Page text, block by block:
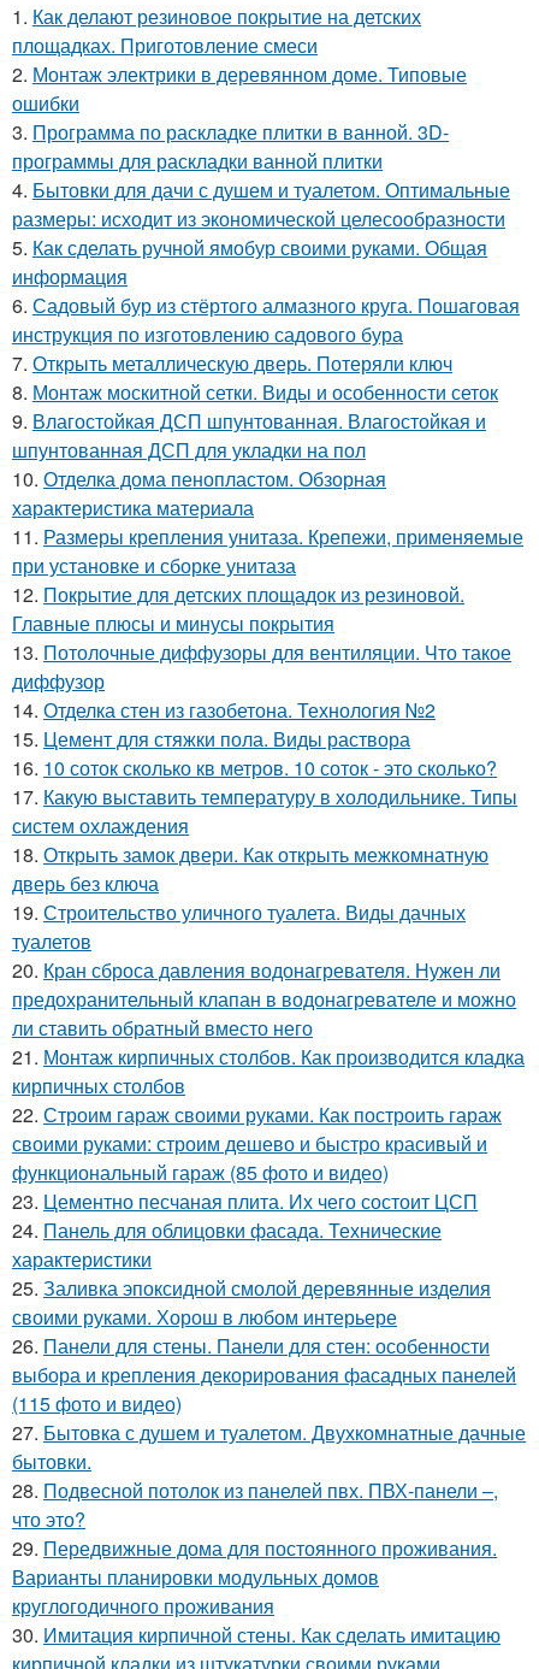
1. Как делают резиновое покрытие на детских
площадках. Приготовление смеси
2. Монтаж электрики в деревянном доме. Типовые
ошибки
3. Программа по раскладке плитки в ванной. 3D-
программы для раскладки ванной плитки
4. Бытовки для дачи с душем и туалетом. Оптимальные
размеры: исходит из экономической целесообразности
5. Как сделать ручной ямобур своими руками. Общая
информация
6. Садовый бур из стёртого алмазного круга. Пошаговая
инструкция по изготовлению садового бура
7. Открыть металлическую дверь. Потеряли ключ
8. Монтаж москитной сетки. Виды и особенности сеток
9. Влагостойкая ДСП шпунтованная. Влагостойкая и
шпунтованная ДСП для укладки на пол
10. Отделка дома пенопластом. Обзорная
характеристика материала
11. Размеры крепления унитаза. Крепежи, применяемые
при установке и сборке унитаза
12. Покрытие для детских площадок из резиновой.
Главные плюсы и минусы покрытия
13. Потолочные диффузоры для вентиляции. Что такое
диффузор
14. Отделка стен из газобетона. Технология №2
15. Цемент для стяжки пола. Виды раствора
16. 10 соток сколько кв метров. 10 соток - это сколько?
17. Какую выставить температуру в холодильнике. Типы
систем охлаждения
18. Открыть замок двери. Как открыть межкомнатную
дверь без ключа
19. Строительство уличного туалета. Виды дачных
туалетов
20. Кран сброса давления водонагревателя. Нужен ли
предохранительный клапан в водонагревателе и можно
ли ставить обратный вместо него
21. Монтаж кирпичных столбов. Как производится кладка
кирпичных столбов
22. Строим гараж своими руками. Как построить гараж
своими руками: строим дешево и быстро красивый и
функциональный гараж (85 фото и видео)
23. Цементно песчаная плита. Их чего состоит ЦСП
24. Панель для облицовки фасада. Технические
характеристики
25. Заливка эпоксидной смолой деревянные изделия
своими руками. Хорош в любом интерьере
26. Панели для стены. Панели для стен: особенности
выбора и крепления декорирования фасадных панелей
(115 фото и видео)
27. Бытовка с душем и туалетом. Двухкомнатные дачные
бытовки.
28. Подвесной потолок из панелей пвх. ПВХ-панели –,
что это?
29. Передвижные дома для постоянного проживания.
Варианты планировки модульных домов
круглогодичного проживания
30. Имитация кирпичной стены. Как сделать имитацию
кирпичной кладки из штукатурки своими руками